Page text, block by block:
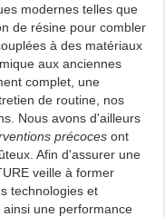
modernes telles que
de résine pour combler
à des matériaux
aux anciennes
complet, une
de routine, nos
Nous avons d'ailleurs
précoces ont
Afin d'assurer une
veille à former
technologies et
une performance